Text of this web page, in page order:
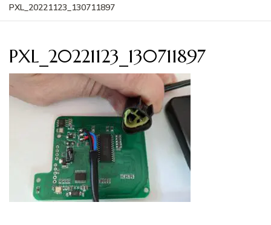
PXL_20221123_130711897
PXL_20221123_130711897